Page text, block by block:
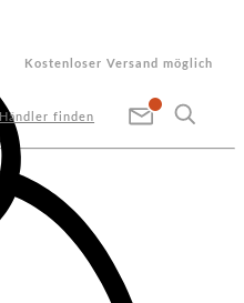
Kostenloser Versand möglich
Händler finden